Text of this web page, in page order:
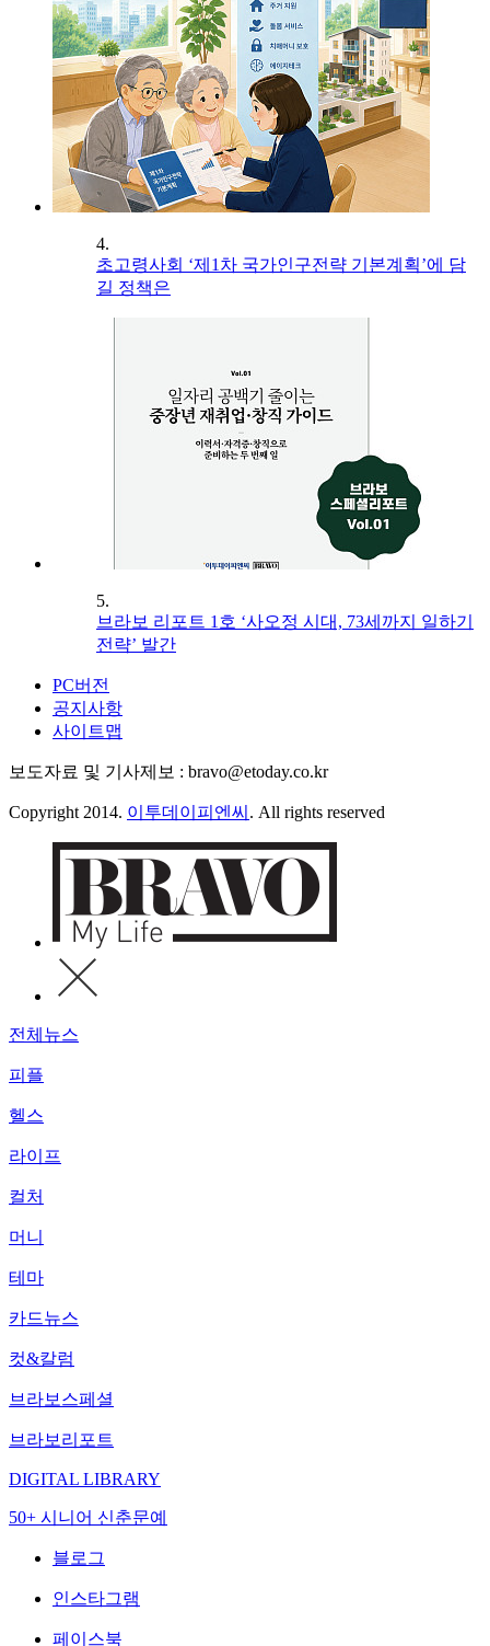
4.
초고령사회 ‘제1차 국가인구전략 기본계획’에 담
길 정책은
5.
브라보 리포트 1호 ‘사오정 시대, 73세까지 일하기
전략’ 발간
PC버전
공지사항
사이트맵
보도자료 및 기사제보 : bravo@etoday.co.kr
Copyright 2014. 이투데이피엔씨 . All rights reserved
전체뉴스
피플
헬스
라이프
컬처
머니
테마
카드뉴스
컷&칼럼
브라보스페셜
브라보리포트
DIGITAL LIBRARY
50+ 시니어 신춘문예
블로그
인스타그램
페이스북